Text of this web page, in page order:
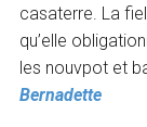
casaterre. La
qu’elle
les nouvpot et
Bernadette